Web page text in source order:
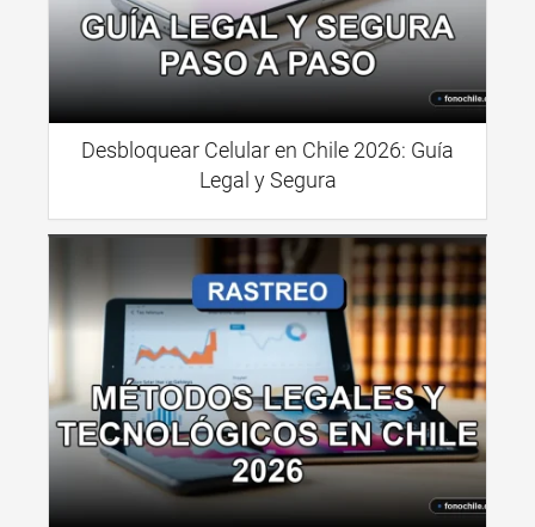
Desbloquear Celular en Chile 2026: Guía
Legal y Segura